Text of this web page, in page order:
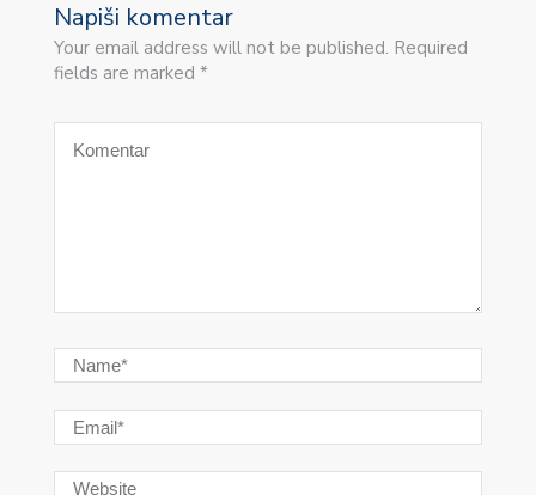
Napiši komentar
Your email address will not be published. Required
fields are marked *